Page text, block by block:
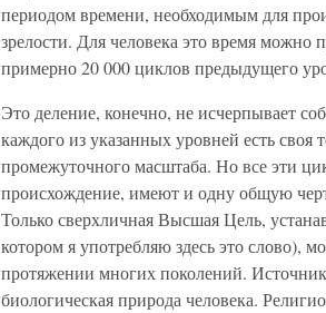
периодом времени, необходимым для
зрелости. Для человека это время можно
примерно 20 000 циклов преды­дущего
Это деление, конечно, не исчерпывает
каждого из указанных уровней есть
промежуточного масштаба. Но все эти
происхождение, имеют и одну общую
Только сверхличная Высшая Цель,
котором я употребляю здесь это слово),
протяжении многих поколений.
биологическая природа человека.